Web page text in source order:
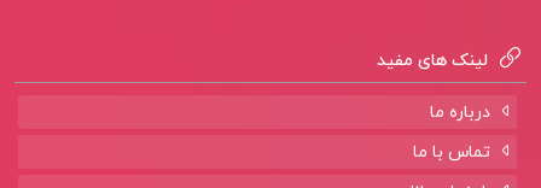
لینک های مفید
درباره ما
تماس با ما